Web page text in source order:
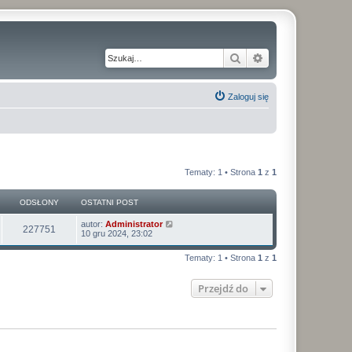
Szukaj
Zaloguj się
Tematy: 1 • Strona 1 z 1
ODSŁONY OSTATNI POST
227751 autor: Administrator
10 gru 2024, 23:02
Tematy: 1 • Strona 1 z 1
Przejdź do